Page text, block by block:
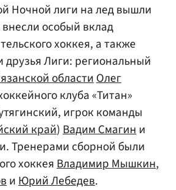
Ночной лиги на лед вышли
особый вклад
хоккея, а также
друзья Лиги: региональный
области Олег
клуба «Титан»
игрок команды
край) Вадим Смагин и
Тренерами сборной были
хоккея Владимир Мышкин,
и Юрий Лебедев.